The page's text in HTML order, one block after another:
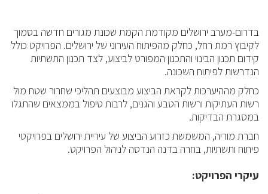
בדרום-מערב ירושלים מקודמת הקמת שכונת מגורים חדשה בסמוך
לקיבוץ רמת רחל, כחלק מהפיתוח העירוני של ירושלים. הפרויקט כולל
קידום תכנון הבינוי והתכנון המפורט לביצוע, לצד תכנון התשתיות
הנדרשות לפיתוח השכונה.
כחלק מההיערכות לקראת הביצוע מבוצעים תהליכי שחרור שטח מול
רשות העתיקות ורשות הטבע והגנים, לרבות טיפול בממצאים שהתגלו
במסגרת הבדיקות.
חברת מוריה, המשמשת כזרוע הביצוע של עיריית ירושלים בפרויקטי
פיתוח ותשתיות, בחרה בדנה הנדסה לניהול הפרויקט.
עיקרי הפרויקט: